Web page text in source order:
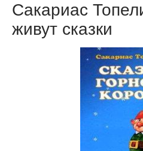
Сакариас
живут сказки